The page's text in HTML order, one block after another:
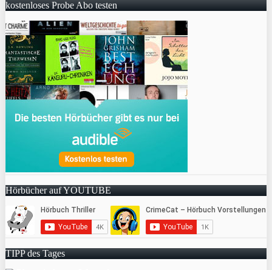
kostenloses Probe Abo testen
Hörbücher auf YOUTUBE
TIPP des Tages